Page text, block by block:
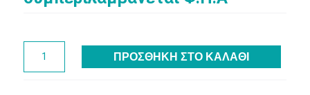
ΠΡΟΣΘΉΚΗ ΣΤΟ ΚΑΛΆΘΙ